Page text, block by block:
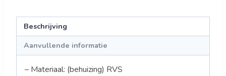
Beschrijving
Aanvullende informatie
– Materiaal: (behuizing) RVS